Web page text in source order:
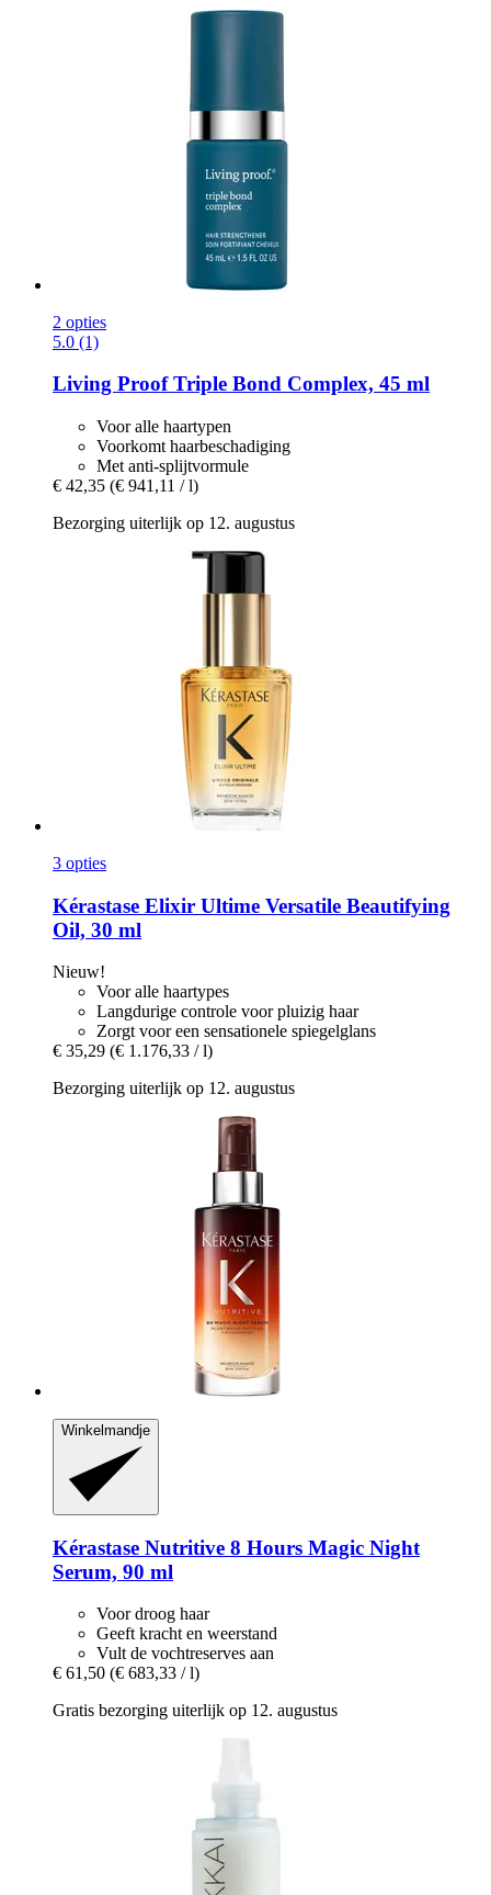
2 opties
5.0 (1)
Living ProofTriple Bond Complex, 45 ml
Voor alle haartypen
Voorkomt haarbeschadiging
Met anti-splijtvormule
€ 42,35 (€ 941,11 / l)
Bezorging uiterlijk op 12. augustus
3 opties
Kérastase Elixir Ultime Versatile Beautifying
Oil, 30 ml
Nieuw!
Voor alle haartypes
Langdurige controle voor pluizig haar
Zorgt voor een sensationele spiegelglans
€ 35,29 (€ 1.176,33 / l)
Bezorging uiterlijk op 12. augustus
Winkelmandje
Kérastase Nutritive 8 Hours Magic Night
Serum, 90 ml
Voor droog haar
Geeft kracht en weerstand
Vult de vochtreserves aan
€ 61,50 (€ 683,33 / l)
Gratis bezorging uiterlijk op 12. augustus